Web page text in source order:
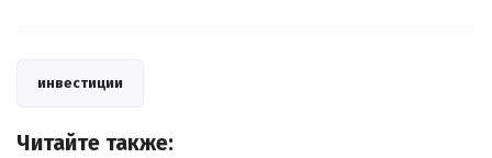
инвестиции
Читайте также: